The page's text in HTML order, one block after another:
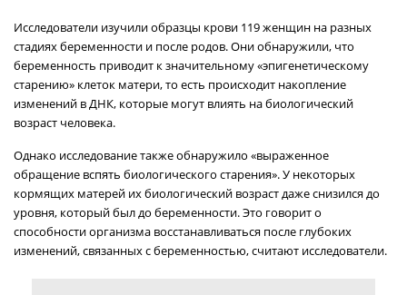
Исследователи изучили образцы крови 119 женщин на разных
стадиях беременности и после родов. Они обнаружили, что
беременность приводит к значительному «эпигенетическому
старению» клеток матери, то есть происходит накопление
изменений в ДНК, которые могут влиять на биологический
возраст человека.
Однако исследование также обнаружило «выраженное
обращение вспять биологического старения». У некоторых
кормящих матерей их биологический возраст даже снизился до
уровня, который был до беременности. Это говорит о
способности организма восстанавливаться после глубоких
изменений, связанных с беременностью, считают исследователи.